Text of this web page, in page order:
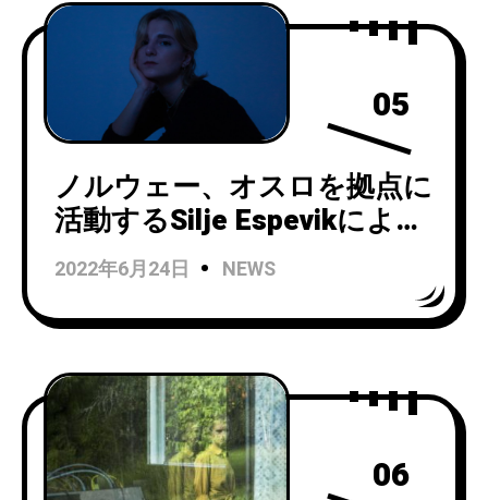
05
ノルウェー、オスロを拠点に
活動するSilje Espevikによる
ドリームポップ・プロジェ
クト Yndlingがデビュー
EP『Yndling』から「Like
開！
2022年6月24日 NEWS
06